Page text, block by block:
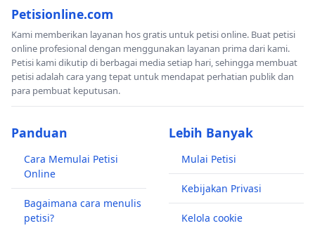
Petisionline.com
Kami memberikan layanan hos gratis untuk petisi online. Buat petisi
online profesional dengan menggunakan layanan prima dari kami.
Petisi kami dikutip di berbagai media setiap hari, sehingga membuat
petisi adalah cara yang tepat untuk mendapat perhatian publik dan
para pembuat keputusan.
Panduan
Cara Memulai Petisi
Online
Bagaimana cara menulis
petisi?
Lebih Banyak
Mulai Petisi
Kebijakan Privasi
Kelola cookie